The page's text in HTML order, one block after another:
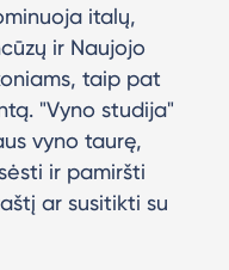
italų,
ir Naujojo
taip pat
"Vyno studija"
vyno taurę,
ir pamiršti
ar susitikti su